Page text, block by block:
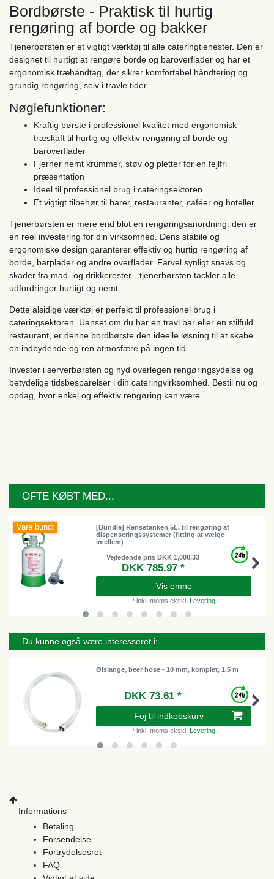
Bordbørste - Praktisk til hurtig
rengøring af borde og bakker
Tjenerbørsten er et vigtigt værktøj til alle cateringtjenester. Den er
designet til hurtigt at rengøre borde og baroverflader og har et
ergonomisk træhåndtag, der sikrer komfortabel håndtering og
grundig rengøring, selv i travle tider.
Nøglefunktioner:
Kraftig børste i professionel kvalitet med ergonomisk
træskaft til hurtig og effektiv rengøring af borde og
baroverflader
Fjerner nemt krummer, støv og pletter for en fejlfri
præsentation
Ideel til professionel brug i cateringsektoren
Et vigtigt tilbehør til barer, restauranter, caféer og hoteller
Tjenerbørsten er mere end blot en rengøringsanordning: den er
en reel investering for din virksomhed. Dens stabile og
ergonomiske design garanterer effektiv og hurtig rengøring af
borde, barplader og andre overflader. Farvel synligt snavs og
skader fra mad- og drikkerester - tjenerbørsten tackler alle
udfordringer hurtigt og nemt.
Dette alsidige værktøj er perfekt til professionel brug i
cateringsektoren. Uanset om du har en travl bar eller en stilfuld
restaurant, er denne bordbørste den ideelle løsning til at skabe
en indbydende og ren atmosfære på ingen tid.
Invester i serverbørsten og nyd overlegen rengøringsydelse og
betydelige tidsbesparelser i din cateringvirksomhed. Bestil nu og
opdag, hvor enkel og effektiv rengøring kan være.
OFTE KØBT MED...
Vare bundt
[Bundle] Rensetanken 5L, til rengøring af
dispenseringssystemer (fitting at vælge
imellem)
Vejledende pris DKK 1,000.33
DKK 785.97 *
Vis emne
* inkl. moms ekskl. Levering
Du kunne også være interesseret i:
Ølslange, beer hose - 10 mm, komplet, 1.5 m
DKK 73.61 *
Foj til indkobskurv
* inkl. moms ekskl. Levering
Informations
Betaling
Forsendelse
Fortrydelsesret
FAQ